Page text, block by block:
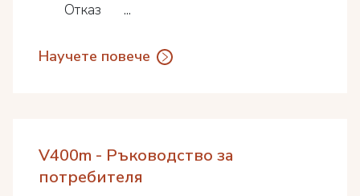
Отказ ...
Научете повече
V400m - Ръководство за
потребителя